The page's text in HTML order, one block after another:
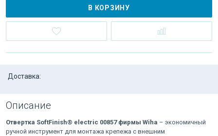
В КОРЗИНУ
Доставка:
Описание
Отвертка SoftFinish® electric 00857 фирмы Wiha – экономичный
ручной инструмент для монтажа крепежа с внешним